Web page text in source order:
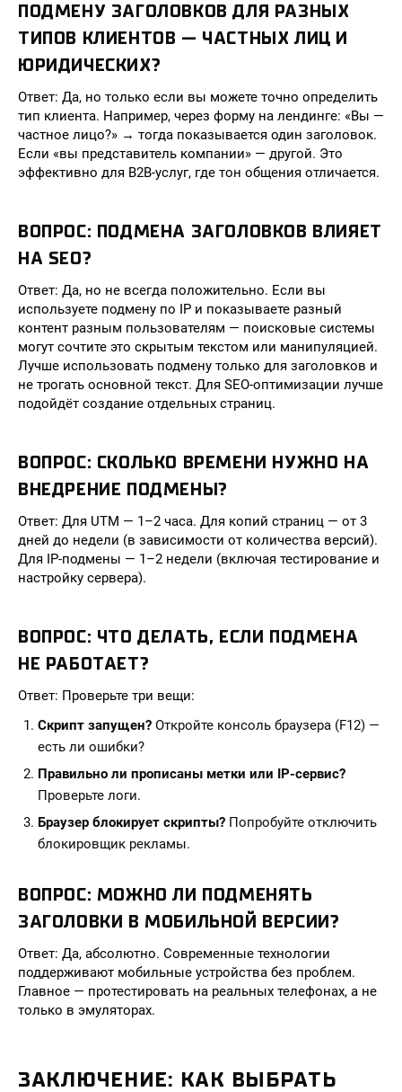
ПОДМЕНУ ЗАГОЛОВКОВ ДЛЯ РАЗНЫХ
ТИПОВ КЛИЕНТОВ — ЧАСТНЫХ ЛИЦ И
ЮРИДИЧЕСКИХ?
Ответ: Да, но только если вы можете точно определить
тип клиента. Например, через форму на лендинге: «Вы —
частное лицо?» → тогда показывается один заголовок.
Если «вы представитель компании» — другой. Это
эффективно для B2B-услуг, где тон общения отличается.
ВОПРОС: ПОДМЕНА ЗАГОЛОВКОВ ВЛИЯЕТ
НА SEO?
Ответ: Да, но не всегда положительно. Если вы
используете подмену по IP и показываете разный
контент разным пользователям — поисковые системы
могут сочтите это скрытым текстом или манипуляцией.
Лучше использовать подмену только для заголовков и
не трогать основной текст. Для SEO-оптимизации лучше
подойдёт создание отдельных страниц.
ВОПРОС: СКОЛЬКО ВРЕМЕНИ НУЖНО НА
ВНЕДРЕНИЕ ПОДМЕНЫ?
Ответ: Для UTM — 1–2 часа. Для копий страниц — от 3
дней до недели (в зависимости от количества версий).
Для IP-подмены — 1–2 недели (включая тестирование и
настройку сервера).
ВОПРОС: ЧТО ДЕЛАТЬ, ЕСЛИ ПОДМЕНА
НЕ РАБОТАЕТ?
Ответ: Проверьте три вещи:
Скрипт запущен? Откройте консоль браузера (F12) —
есть ли ошибки?
Правильно ли прописаны метки или IP-сервис?
Проверьте логи.
Браузер блокирует скрипты? Попробуйте отключить
блокировщик рекламы.
ВОПРОС: МОЖНО ЛИ ПОДМЕНЯТЬ
ЗАГОЛОВКИ В МОБИЛЬНОЙ ВЕРСИИ?
Ответ: Да, абсолютно. Современные технологии
поддерживают мобильные устройства без проблем.
Главное — протестировать на реальных телефонах, а не
только в эмуляторах.
ЗАКЛЮЧЕНИЕ: КАК ВЫБРАТЬ